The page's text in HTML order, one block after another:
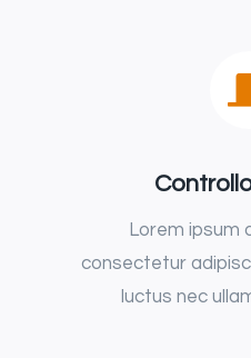
Lorem ipsum
consectetur
luctus nec